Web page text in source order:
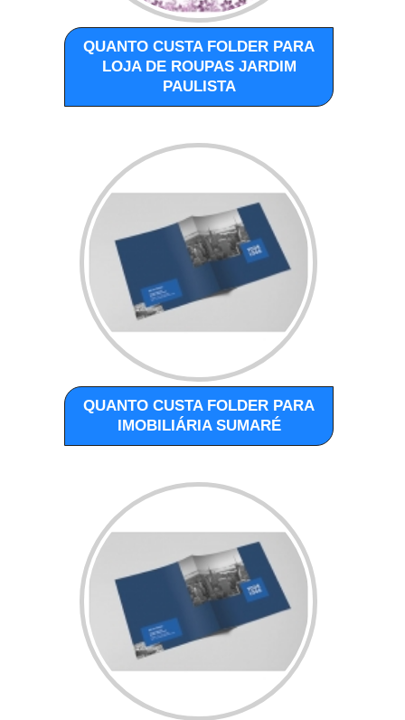
QUANTO CUSTA FOLDER PARA
LOJA DE ROUPAS JARDIM
PAULISTA
QUANTO CUSTA FOLDER PARA
IMOBILIÁRIA SUMARÉ